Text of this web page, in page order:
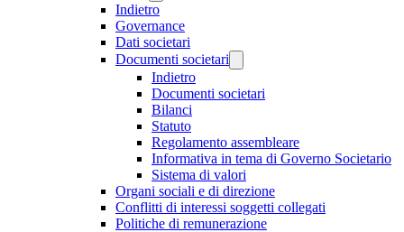
Indietro
Governance
Dati societari
Documenti societari
Indietro
Documenti societari
Bilanci
Statuto
Regolamento assembleare
Informativa in tema di Governo Societario
Sistema di valori
Organi sociali e di direzione
Conflitti di interessi soggetti collegati
Politiche di remunerazione